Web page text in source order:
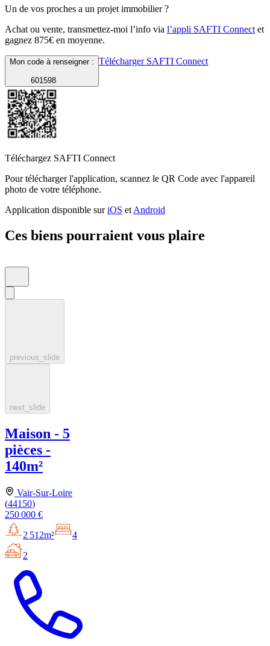
Un de vos proches a un projet immobilier ?
Achat ou vente, transmettez-moi l’info via l’appli SAFTI Connect et
gagnez 875€ en moyenne.
Mon code à renseigner :
601598
Télécharger SAFTI Connect
Téléchargez SAFTI Connect
Pour télécharger l'application, scannez le QR Code avec l'appareil
photo de votre téléphone.
Application disponible suriOS et Android
Ces biens pourraient vous plaire
previous_slide
next_slide
Maison - 5
pièces -
140m²
Vair-Sur-Loire
(44150)
250 000 €
2 512m²
4
2